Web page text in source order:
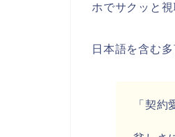
ホでサクッと視
日本語を含む
「契